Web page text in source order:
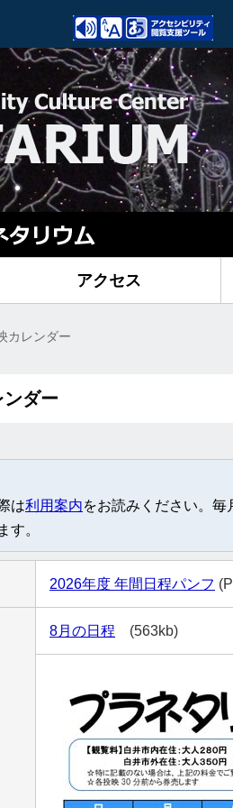
アクセス
カレンダー
ダー
は利用案内をお読みください。毎
す。
2026年度 年間日程パンフ
8月の日程 (563kb)